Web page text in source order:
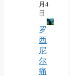
月4
日
罗
西
尼
尔
痛